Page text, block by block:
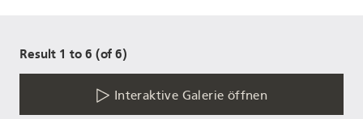
Result 1 to 6 (of 6)
Interaktive Galerie öffnen